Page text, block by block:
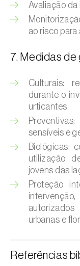
Broca-do-
fornicatior, E.
(Diatraea
Broca-do-
Broca-dos-
lineatella)
Broca-
suppressalis
Broca-
Broca-
Burgo-da-
Cigarrinha-
spumarius)
Avaliação
ao risco para
7. Medidas de
Culturais:
durante o
urticantes.
sensíveis e
Biológicas:
utilização
jovens das
Proteção
urbanas e
Referências